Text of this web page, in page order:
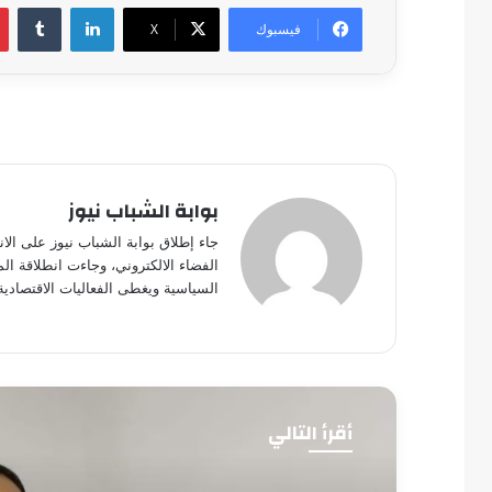
فيسبوك ‫X
لينكدإن
بوابة الشباب نيوز
جاء إطلاق بوابة الشباب نيوز على
الفضاء الالكتروني، وجاءت
السياسية ويغطى الفعاليات
أقرأ التالي